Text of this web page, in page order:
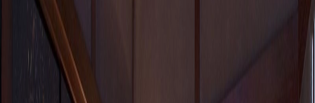
切に考える私たちは、そんな先代から育まれた日本の知恵を
生かし、ふすまが作る機能性や美意識をしっかりと今に受け
継ぎました。 手技が魅せる繊細であり優雅な仕上がり、最
高の素材と豊富な意匠が生み出す、厳選のラインナップが、
現代のライフスタイルに様々な和のくつろぎを取り入れた空
間をご提案いたします。 伝統手加工襖絵「朱雀」の美をた
っぷりとお楽しみ下さい。